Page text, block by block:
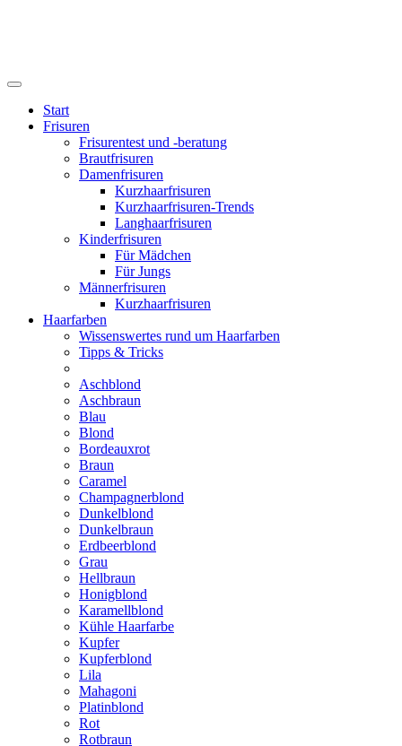
Start
Frisuren
Frisurentest und -beratung
Brautfrisuren
Damenfrisuren
Kurzhaarfrisuren
Kurzhaarfrisuren-Trends
Langhaarfrisuren
Kinderfrisuren
Für Mädchen
Für Jungs
Männerfrisuren
Kurzhaarfrisuren
Haarfarben
Wissenswertes rund um Haarfarben
Tipps & Tricks
Aschblond
Aschbraun
Blau
Blond
Bordeauxrot
Braun
Caramel
Champagnerblond
Dunkelblond
Dunkelbraun
Erdbeerblond
Grau
Hellbraun
Honigblond
Karamellblond
Kühle Haarfarbe
Kupfer
Kupferblond
Lila
Mahagoni
Platinblond
Rot
Rotbraun